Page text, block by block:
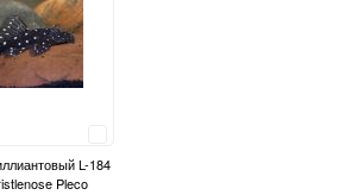
L-184
Pleco